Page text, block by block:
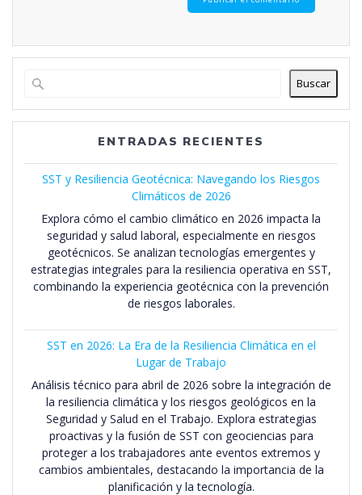
Buscar
ENTRADAS RECIENTES
SST y Resiliencia Geotécnica: Navegando los Riesgos
Climáticos de 2026
Explora cómo el cambio climático en 2026 impacta la
seguridad y salud laboral, especialmente en riesgos
geotécnicos. Se analizan tecnologías emergentes y
estrategias integrales para la resiliencia operativa en SST,
combinando la experiencia geotécnica con la prevención
de riesgos laborales.
SST en 2026: La Era de la Resiliencia Climática en el
Lugar de Trabajo
Análisis técnico para abril de 2026 sobre la integración de
la resiliencia climática y los riesgos geológicos en la
Seguridad y Salud en el Trabajo. Explora estrategias
proactivas y la fusión de SST con geociencias para
proteger a los trabajadores ante eventos extremos y
cambios ambientales, destacando la importancia de la
planificación y la tecnología.